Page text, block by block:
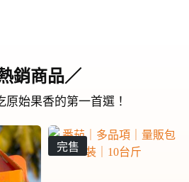
銷商品／
原始果香的第一首選！
完售